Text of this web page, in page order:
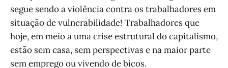
segue sendo a violência contra os trabalhadores em
situação de vulnerabilidade! Trabalhadores que
hoje, em meio a uma crise estrutural do capitalismo,
estão sem casa, sem perspectivas e na maior parte
sem emprego ou vivendo de bicos.